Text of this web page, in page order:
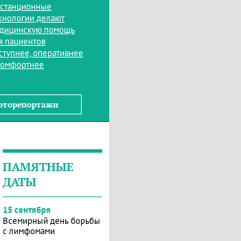
делают
помощь
пациентов
оперативнее
ПАМЯТНЫЕ
ДАТЫ
15 сентября
Всемирный день борьбы
с лимфомами